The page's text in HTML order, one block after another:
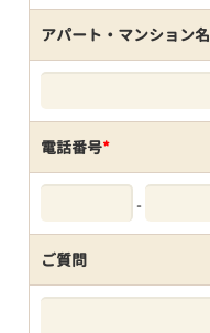
アパート・マンション名
電話番号*
-
ご質問